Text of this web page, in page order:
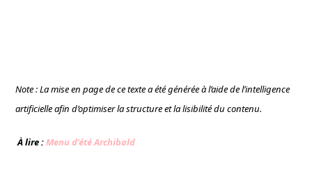
Note : La mise en page de ce texte a été générée à l’aide de l’intelligence
artificielle afin d’optimiser la structure et la lisibilité du contenu.
À lire :Menu d’été Archibald